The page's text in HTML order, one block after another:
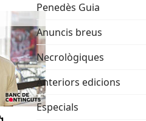
Penedès Guia
Anuncis breus
Necrològiques
Anteriors edicions
Especials